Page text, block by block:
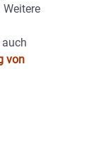
auch
von